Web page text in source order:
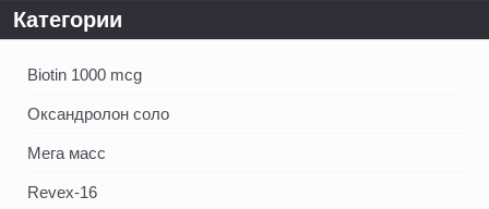
Категории
Biotin 1000 mcg
Оксандролон соло
Мега масс
Revex-16